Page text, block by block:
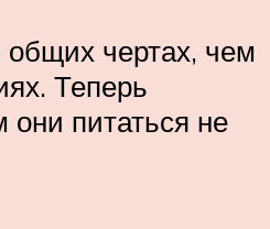
чертах, чем
Теперь
питаться не